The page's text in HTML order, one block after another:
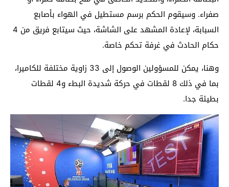
صفراء. وسيقوم الحكم برسم مستطيل في الهواء بأصابع
السبابة، لإعادة المشهد على الشاشة، حيث سيتابع فريق من 4
حكام الحادث في غرفة تحكم خاصة.
وهنا، يمكن للمسؤولين الوصول إلى 33 زاوية مختلفة للكاميرا،
بما في ذلك 8 لقطات في حركة شديدة البطء و4 لقطات
بطيئة جدا.